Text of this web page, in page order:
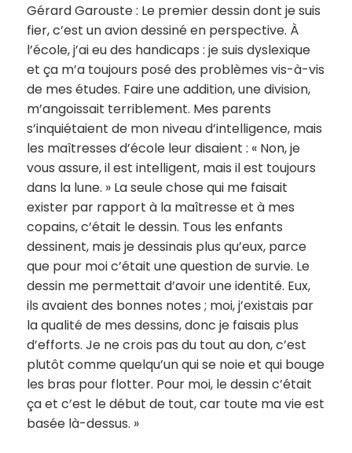
Gérard Garouste : Le premier dessin dont je suis
fier, c’est un avion dessiné en perspective. À
l’école, j’ai eu des handicaps : je suis dyslexique
et ça m’a toujours posé des problèmes vis-à-vis
de mes études. Faire une addition, une division,
m’angoissait terriblement. Mes parents
s’inquiétaient de mon niveau d’intelligence, mais
les maîtresses d’école leur disaient : « Non, je
vous assure, il est intelligent, mais il est toujours
dans la lune. » La seule chose qui me faisait
exister par rapport à la maîtresse et à mes
copains, c’était le dessin. Tous les enfants
dessinent, mais je dessinais plus qu’eux, parce
que pour moi c’était une question de survie. Le
dessin me permettait d’avoir une identité. Eux,
ils avaient des bonnes notes ; moi, j’existais par
la qualité de mes dessins, donc je faisais plus
d’efforts. Je ne crois pas du tout au don, c’est
plutôt comme quelqu’un qui se noie et qui bouge
les bras pour flotter. Pour moi, le dessin c’était
ça et c’est le début de tout, car toute ma vie est
basée là-dessus. »